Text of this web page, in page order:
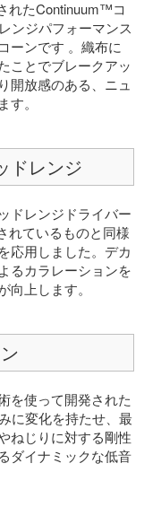
れたContinuum™コ
ンジパフォーマンス
ーンです 。織布に
ことでブレークアッ
開放感のある、ニュ
。
ドレンジ
ドレンジドライバー
れているものと同様
応用しました。デカ
るカラレーションを
上します。
を使って開発された
に変化を持たせ、最
ねじりに対する剛性
ダイナミックな低音